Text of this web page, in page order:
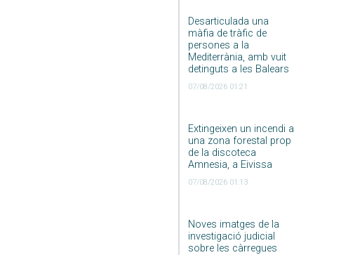
Desarticulada una
màfia de tràfic de
persones a la
Mediterrània, amb vuit
detinguts a les Balears
07/08/2026 01:21
Extingeixen un incendi a
una zona forestal prop
de la discoteca
Amnesia, a Eivissa
07/08/2026 01:13
Noves imatges de la
investigació judicial
sobre les càrregues